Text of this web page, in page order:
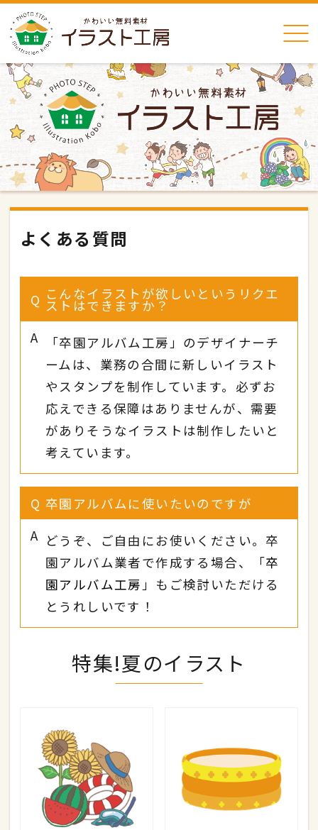
よくある質問
Q こんなイラストが欲しいというリクエ
ストはできますか？
A
「卒園アルバム工房」のデザイナーチ
ームは、業務の合間に新しいイラスト
やスタンプを制作しています。必ずお
応えできる保障はありませんが、需要
がありそうなイラストは制作したいと
考えています。
Q 卒園アルバムに使いたいのですが
A どうぞ、ご自由にお使いください。卒
園アルバム業者で作成する場合、「卒
園アルバム工房 」もご検討いただける
とうれしいです！
特集!夏のイラスト